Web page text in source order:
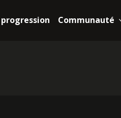
Communauté